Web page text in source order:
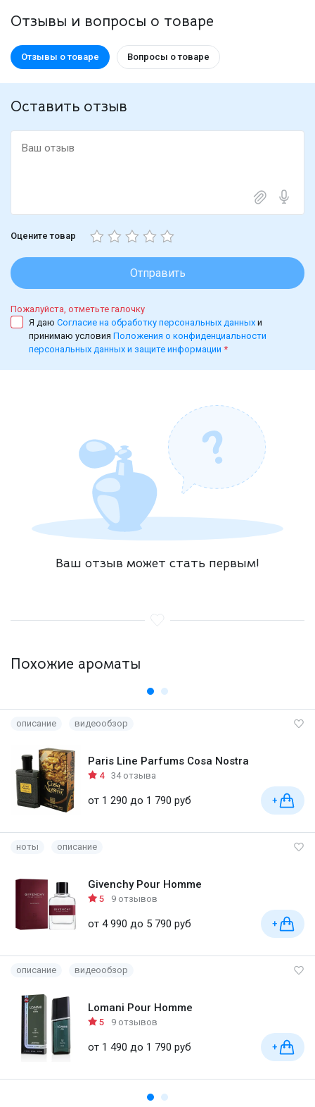
Отзывы и вопросы о товаре
Отзывы о товаре Вопросы о товаре
Оставить отзыв
Оцените товар
Отправить
Пожалуйста, отметьте галочку
Я даю Согласие на обработку персональных данных и
принимаю условия Положения о конфиденциальности
персональных данных и защите информации *
Ваш отзыв может стать первым!
Похожие ароматы
описание видеообзор
Paris Line Parfums Cosa Nostra
4 34 отзыва
от 1 290 до 1 790 руб +
ноты описание
Givenchy Pour Homme
5 9 отзывов
от 4 990 до 5 790 руб +
описание видеообзор
Lomani Pour Homme
5 9 отзывов
от 1 490 до 1 790 руб +